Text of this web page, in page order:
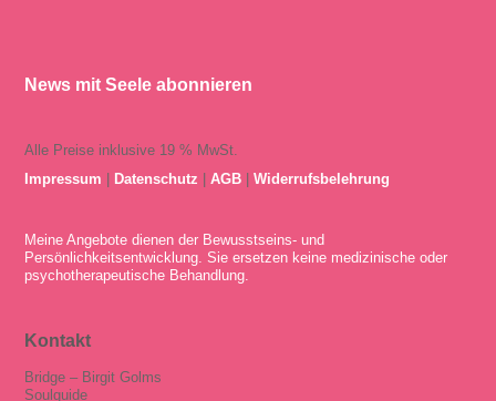
News mit Seele abonnieren
Alle Preise inklusive 19 % MwSt.
Impressum
Datenschutz |AGB |Widerrufsbelehrung
Meine Angebote dienen der Bewusstseins- und
Persönlichkeitsentwicklung. Sie ersetzen keine medizinische oder
psychotherapeutische Behandlung.
Kontakt
Bridge – Birgit Golms
Soulguide